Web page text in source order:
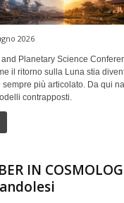
2026
and Planetary Science
il ritorno sulla Luna stia
più articolato. Da qui
contrapposti.
IN